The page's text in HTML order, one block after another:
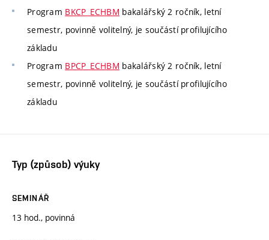
Program BKCP_ECHBM bakalářský 2 ročník, letní
semestr, povinně volitelný, je součástí profilujícího
základu
Program BPCP_ECHBM bakalářský 2 ročník, letní
semestr, povinně volitelný, je součástí profilujícího
základu
Typ (způsob) výuky
SEMINÁŘ
13 hod., povinná